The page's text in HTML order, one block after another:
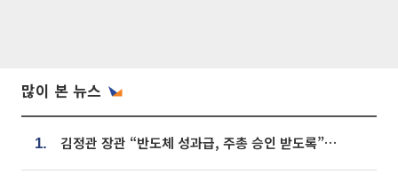
많이 본 뉴스
1. 김정관 장관 “반도체 성과급, 주총 승인 받도록”…상법·자본시장법 개정 시사